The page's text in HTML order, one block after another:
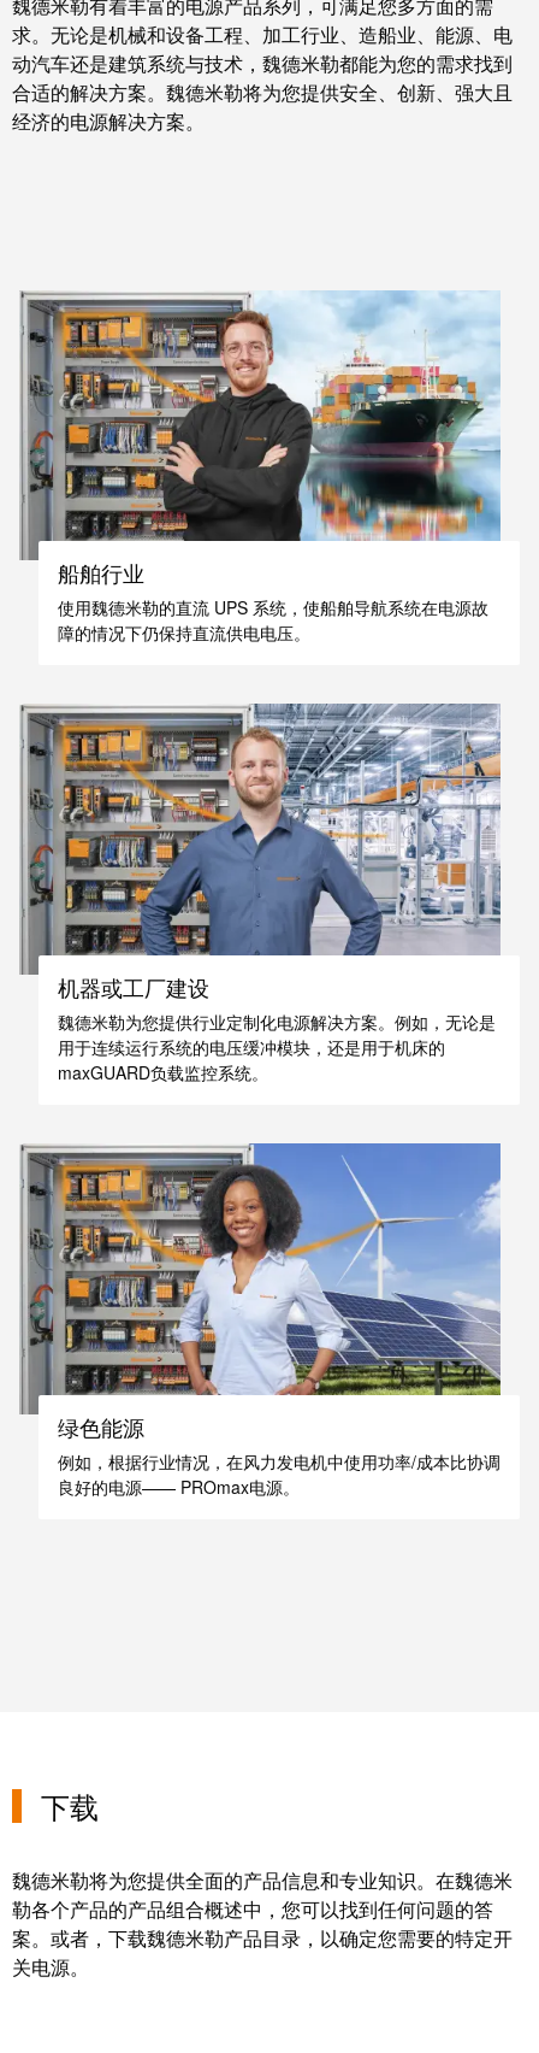
接
线
盒
定
配
件
魏德
米勒
WMC
软件
数字化
工程软
件设计
速
创
新
产
品
为您
的行
业提
供实
用的
创新
联接
技
术。
魏德
米勒
工业
产
品。
产
两
不
误
求。无论是机械和设备工程、加工行业、造船业、能源、电
动汽车还是建筑系统与技术，魏德米勒都能为您的需求找到
合适的解决方案。魏德米勒将为您提供安全、创新、强大且
经济的电源解决方案。
船舶行业
使用魏德米勒的直流 UPS 系统，使船舶导航系统在电源故
障的情况下仍保持直流供电电压。
机器或工厂建设
魏德米勒为您提供行业定制化电源解决方案。例如，无论是
用于连续运行系统的电压缓冲模块，还是用于机床的
maxGUARD负载监控系统。
绿色能源
例如，根据行业情况，在风力发电机中使用功率/成本比协调
良好的电源—— PROmax电源。
下载
魏德米勒将为您提供全面的产品信息和专业知识。在魏德米
勒各个产品的产品组合概述中，您可以找到任何问题的答
案。或者，下载魏德米勒产品目录，以确定您需要的特定开
关电源。